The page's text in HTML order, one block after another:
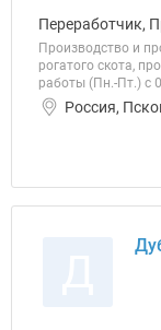
Переработчик,
Производство и
рогатого скота,
работы (Пн.-Пт.) с
Россия,